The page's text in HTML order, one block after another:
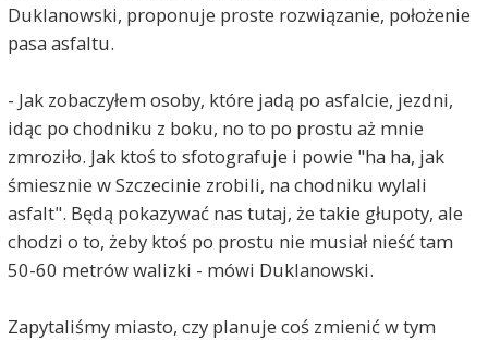
Duklanowski, proponuje proste rozwiązanie, położenie
pasa asfaltu.
- Jak zobaczyłem osoby, które jadą po asfalcie, jezdni,
idąc po chodniku z boku, no to po prostu aż mnie
zmroziło. Jak ktoś to sfotografuje i powie "ha ha, jak
śmiesznie w Szczecinie zrobili, na chodniku wylali
asfalt". Będą pokazywać nas tutaj, że takie głupoty, ale
chodzi o to, żeby ktoś po prostu nie musiał nieść tam
50-60 metrów walizki - mówi Duklanowski.
Zapytaliśmy miasto, czy planuje coś zmienić w tym